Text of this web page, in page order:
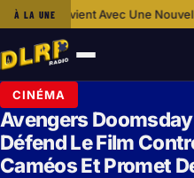
À LA UNE
Avec Une Nouvelle Bande-
Ouvrir
le
menu
CINÉMA
Avengers
Défend Le Film
Caméos Et Promet